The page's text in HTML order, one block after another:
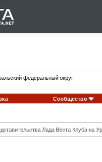
федеральный округ
Сообщество
Лада Веста Клуба на